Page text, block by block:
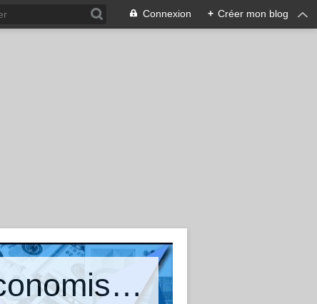
Connexion + Créer mon blog
Olivier Bouba-Olga : Blog d'un économiste qui suit et commente l'actualité